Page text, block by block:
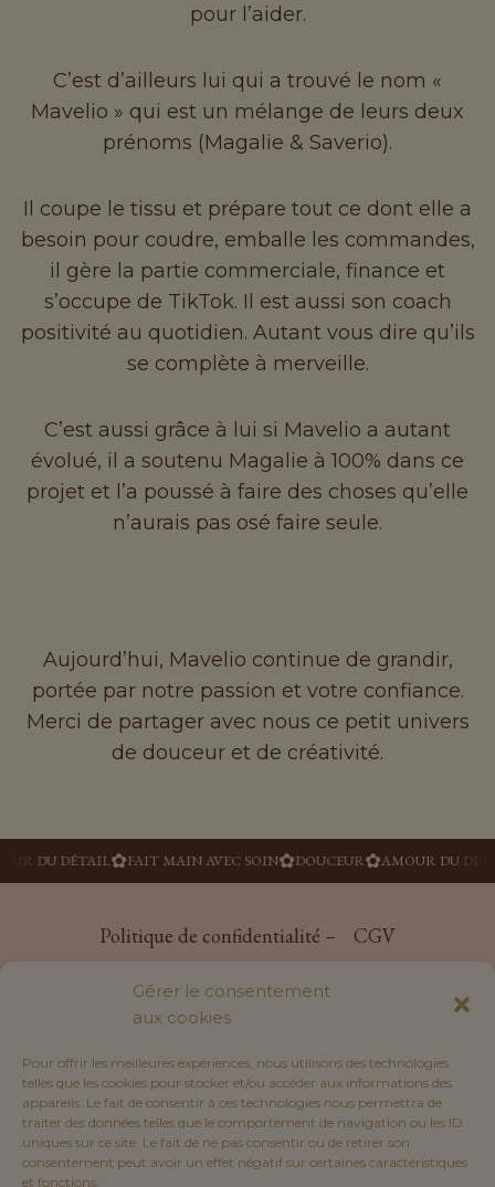
Gérer le consentement
aux cookies
Pour offrir les meilleures expériences, nous utilisons des technologies
telles que les cookies pour stocker et/ou accéder aux informations des
appareils. Le fait de consentir à ces technologies nous permettra de
traiter des données telles que le comportement de navigation ou les ID
uniques sur ce site. Le fait de ne pas consentir ou de retirer son
consentement peut avoir un effet négatif sur certaines caractéristiques
et fonctions.
pour l’aider.
C’est d’ailleurs lui qui a trouvé le nom «
Mavelio » qui est un mélange de leurs deux
prénoms (Magalie & Saverio).
Il coupe le tissu et prépare tout ce dont elle a
besoin pour coudre, emballe les commandes,
il gère la partie commerciale, finance et
s’occupe de TikTok. Il est aussi son coach
positivité au quotidien. Autant vous dire qu’ils
se complète à merveille.
C’est aussi grâce à lui si Mavelio a autant
évolué, il a soutenu Magalie à 100% dans ce
projet et l’a poussé à faire des choses qu’elle
n’aurais pas osé faire seule.
Aujourd’hui, Mavelio continue de grandir,
portée par notre passion et votre confiance.
Merci de partager avec nous ce petit univers
de douceur et de créativité.
DU DÉTAIL✿FAIT MAIN AVEC SOIN✿DOUCEUR✿AMOUR DU DÉTAIL
Politique de confidentialité –
CGV
Mon compte –
Contact –